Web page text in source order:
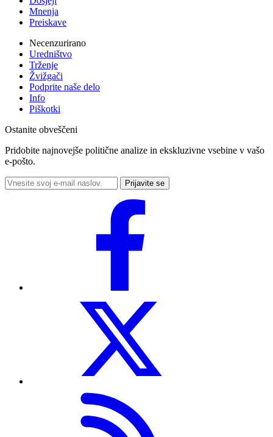
Mnenja
Preiskave
Necenzurirano
Uredništvo
Trženje
Žvižgači
Podprite naše delo
Info
Piškotki
Ostanite obveščeni
Pridobite najnovejše politične analize in ekskluzivne vsebine v vašo
e-pošto.
Prijavite se